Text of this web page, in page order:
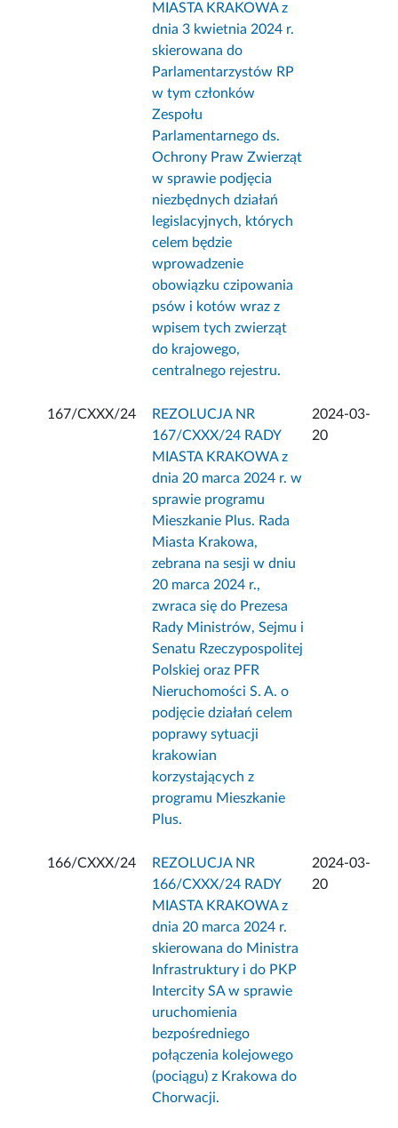
MIASTA KRAKOWA z
dnia 3 kwietnia 2024 r.
skierowana do
Parlamentarzystów RP
w tym członków
Zespołu
Parlamentarnego ds.
Ochrony Praw Zwierząt
w sprawie podjęcia
niezbędnych działań
legislacyjnych, których
celem będzie
wprowadzenie
obowiązku czipowania
psów i kotów wraz z
wpisem tych zwierząt
do krajowego,
centralnego rejestru.
167/CXXX/24
REZOLUCJA NR
167/CXXX/24 RADY
MIASTA KRAKOWA z
dnia 20 marca 2024 r. w
sprawie programu
Mieszkanie Plus. Rada
Miasta Krakowa,
zebrana na sesji w dniu
20 marca 2024 r.,
zwraca się do Prezesa
Rady Ministrów, Sejmu i
Senatu Rzeczypospolitej
Polskiej oraz PFR
Nieruchomości S. A. o
podjęcie działań celem
poprawy sytuacji
krakowian
korzystających z
programu Mieszkanie
Plus.
2024-03-
20
166/CXXX/24
REZOLUCJA NR
166/CXXX/24 RADY
MIASTA KRAKOWA z
dnia 20 marca 2024 r.
skierowana do Ministra
Infrastruktury i do PKP
Intercity SA w sprawie
uruchomienia
bezpośredniego
połączenia kolejowego
(pociągu) z Krakowa do
Chorwacji.
2024-03-
20